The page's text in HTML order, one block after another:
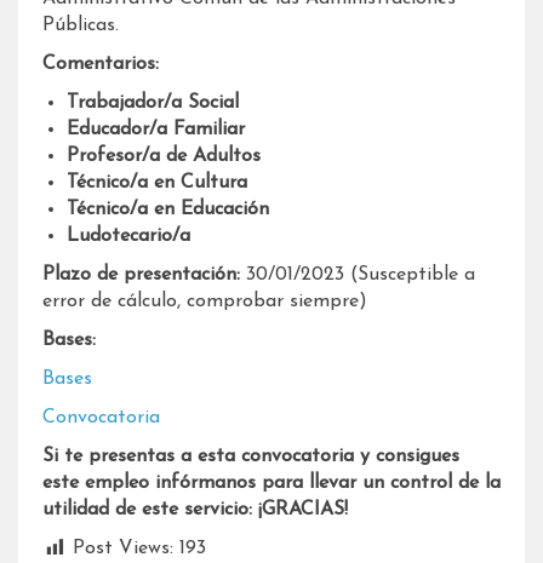
Públicas.
Comentarios:
Trabajador/a Social
Educador/a Familiar
Profesor/a de Adultos
Técnico/a en Cultura
Técnico/a en Educación
Ludotecario/a
Plazo de presentación: 30/01/2023 (Susceptible a
error de cálculo, comprobar siempre)
Bases:
Bases
Convocatoria
Si te presentas a esta convocatoria y consigues
este empleo infórmanos para llevar un control de la
utilidad de este servicio: ¡GRACIAS!
Post Views: 193